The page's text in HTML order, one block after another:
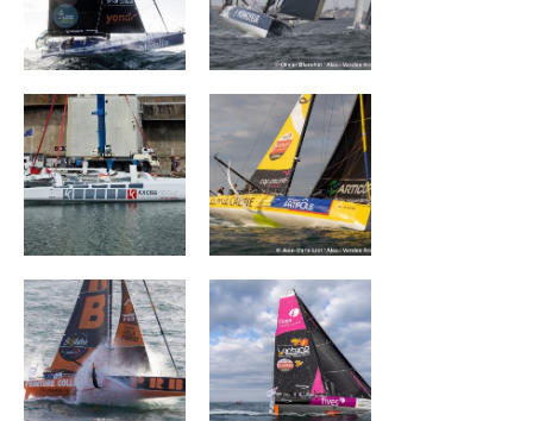
ACXISS Group La Mie Câline
PRB
FIVES GROUP –
LANTANA
DEVENIR